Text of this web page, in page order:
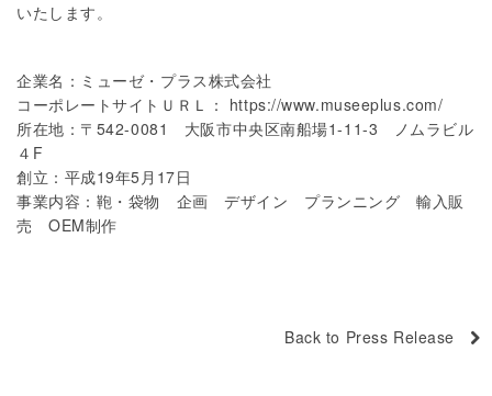
いたします。
企業名：ミューゼ・プラス株式会社
コーポレートサイトＵＲＬ： https://www.museeplus.com/
所在地：〒542-0081 大阪市中央区南船場1-11-3 ノムラビル
４F
創立：平成19年5月17日
事業内容：鞄・袋物 企画 デザイン プランニング 輸入販
売 OEM制作
Back to Press Release